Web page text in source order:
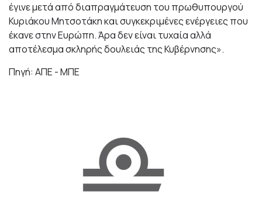
έγινε μετά από διαπραγμάτευση του πρωθυπουργού
Κυριάκου Μητσοτάκη και συγκεκριμένες ενέργειες που
έκανε στην Ευρώπη. Άρα δεν είναι τυχαία αλλά
αποτέλεσμα σκληρής δουλειάς της Κυβέρνησης».
Πηγή: ΑΠΕ - ΜΠΕ